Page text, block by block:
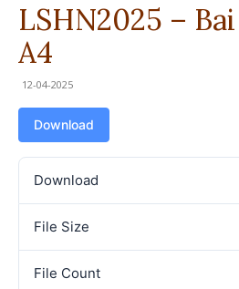
LSHN2025 –
A4
12-04-2025
Download
Download
File Size
File Count